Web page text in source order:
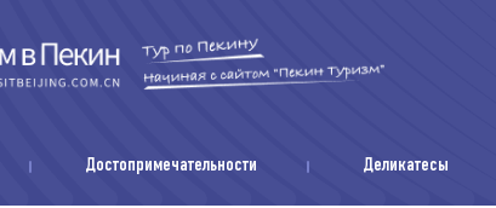
Достопримечательности Деликатесы